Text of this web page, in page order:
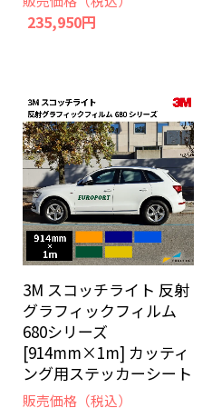
235,950円
3M スコッチライト 反射
グラフィックフィルム
680シリーズ
[914mm×1m] カッティ
ング用ステッカーシート
販売価格（税込）